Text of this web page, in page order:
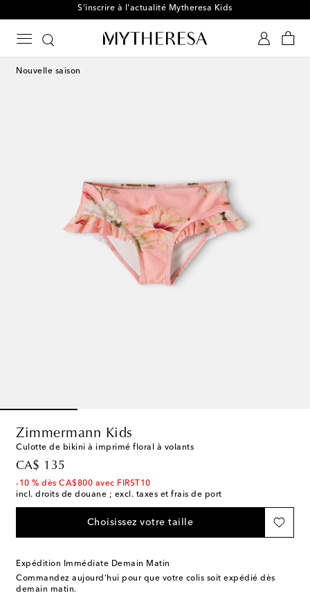
S'inscrire à l'actualité Mytheresa Kids
Nouvelle saison
Zimmermann Kids
Culotte de bikini à imprimé floral à volants
CA$ 135
original price
-10 % dès CA$800 avec FIRST10
incl. droits de douane ; excl. taxes et frais de port
Choisissez votre taille
Expédition Immédiate Demain Matin
Commandez aujourd’hui pour que votre colis soit expédié dès
demain matin.